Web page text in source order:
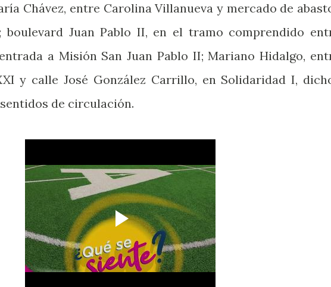
Chávez, entre Carolina Villanueva y mercado de
boulevard Juan Pablo II, en el tramo comprendido
a Misión San Juan Pablo II; Mariano Hidalgo,
y calle José González Carrillo, en Solidaridad I,
de circulación.